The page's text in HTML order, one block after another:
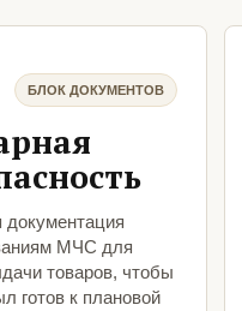
БЛОК ДОКУМЕНТОВ
МЧС для
товаров, чтобы
готов к плановой